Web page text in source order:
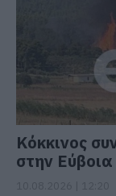
Κόκκινος
στην